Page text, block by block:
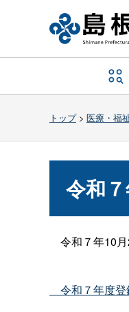
トップ> 医療・福
令和
令和７年10月
令和７年度登